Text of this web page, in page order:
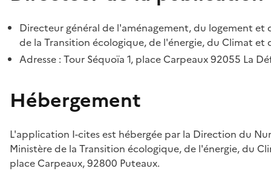
Directeur général de l'aménagement, du logement
de la Transition écologique, de l'énergie, du Climat et
Adresse : Tour Séquoïa 1, place Carpeaux 92055 La
Hébergement
L'application I-cites est hébergée par la Direction du
Ministère de la Transition écologique, de l'énergie, du
place Carpeaux, 92800 Puteaux.